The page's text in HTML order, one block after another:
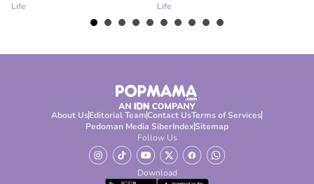
Life
Life
About UsEditorial TeamContact UsTerms of Services
Pedoman Media SiberIndexSitemap
Follow Us
Download